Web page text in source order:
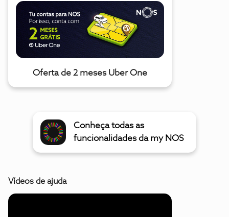
Oferta de 2 meses Uber One
Conheça todas as
funcionalidades da my NOS
Vídeos de ajuda